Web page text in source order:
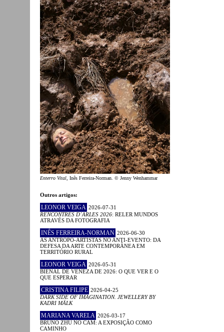
Enterro Vital , Inês Ferreira-Norman. © Jenny Wenhammar
Outros artigos:
LEONOR VEIGA 2026-07-31
RENCONTRES D´ARLES 2026: RELER MUNDOS
ATRAVÉS DA FOTOGRAFIA
INÊS FERREIRA-NORMAN 2026-06-30
AS ANTROPO-ARTISTAS NO ANTI-EVENTO: DA
DEFESA DA ARTE CONTEMPORÂNEA EM
TERRITÓRIO RURAL
LEONOR VEIGA 2026-05-31
BIENAL DE VENEZA DE 2026: O QUE VER E O
QUE ESPERAR
CRISTINA FILIPE 2026-04-25
DARK SIDE OF IMAGINATION. JEWELLERY BY
KADRI MÄLK
MARIANA VARELA 2026-03-17
BRUNO ZHU NO CAM: A EXPOSIÇÃO COMO
CAMINHO